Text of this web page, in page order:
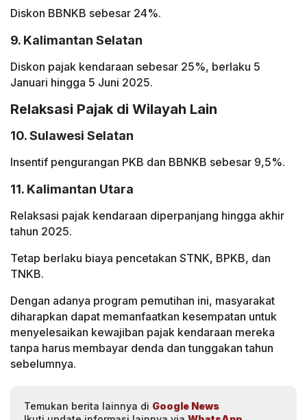
Diskon BBNKB sebesar 24%.
9. Kalimantan Selatan
Diskon pajak kendaraan sebesar 25%, berlaku 5
Januari hingga 5 Juni 2025.
Relaksasi Pajak di Wilayah Lain
10. Sulawesi Selatan
Insentif pengurangan PKB dan BBNKB sebesar 9,5%.
11. Kalimantan Utara
Relaksasi pajak kendaraan diperpanjang hingga akhir
tahun 2025.
Tetap berlaku biaya pencetakan STNK, BPKB, dan
TNKB.
Dengan adanya program pemutihan ini, masyarakat
diharapkan dapat memanfaatkan kesempatan untuk
menyelesaikan kewajiban pajak kendaraan mereka
tanpa harus membayar denda dan tunggakan tahun
sebelumnya.
Temukan berita lainnya di Google News